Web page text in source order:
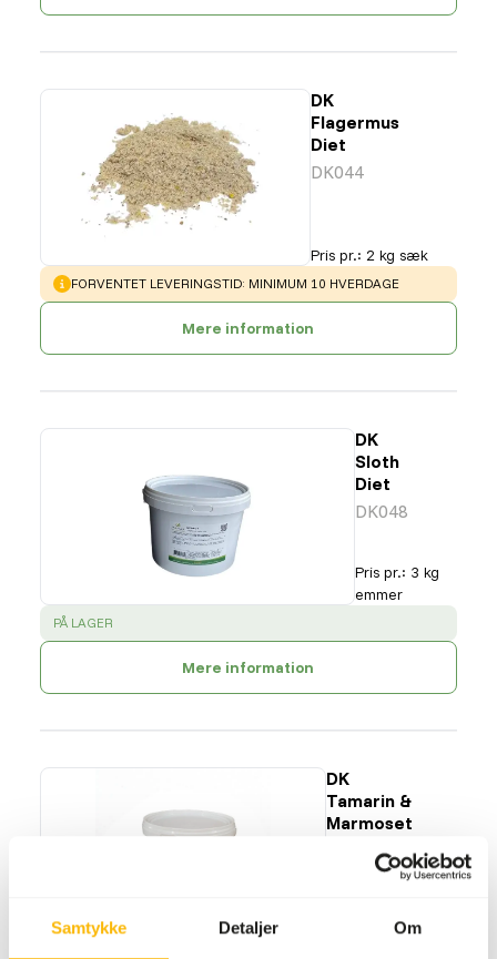
Samtykke Detaljer Om
DK
Flagermus
Diet
DK044
Pris pr.: 2 kg sæk
WARNING:
FORVENTET LEVERINGSTID: MINIMUM 10 HVERDAGE
Mere information
DK
Sloth
Diet
DK048
Pris pr.: 3 kg
emmer
SUCCESS
PÅ LAGER
Mere information
DK
Tamarin &
Marmoset
DK015
3 kg spand